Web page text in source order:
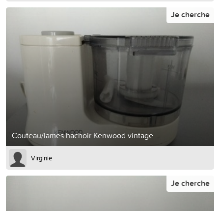
Couteau/lames hachoir Kenwood vintage
Je cherche
Virginie
Je cherche